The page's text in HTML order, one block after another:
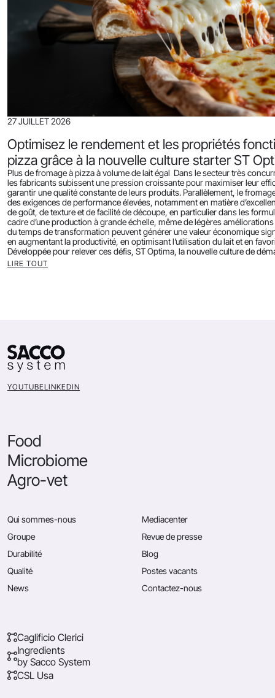
27 JUILLET 2026
Optimisez le rendement et les propriétés
pizza grâce à la nouvelle culture starter ST
Plus de fromage à pizza à volume de lait égal Dans le secteur très
les fabricants subissent une pression croissante pour maximiser leur
garantir une qualité constante de leurs produits. Parallèlement, le
des exigences de performance élevées, notamment en matière
de goût, de texture et de facilité de découpe, en particulier dans les
cadre d’une production à grande échelle, même de légères
du temps de transformation peuvent générer une valeur économique
en augmentant la productivité, en optimisant l’utilisation du lait et en
Développée pour relever ces défis, ST Optima, la nouvelle culture de
LIRE TOUT
YOUTUBELINKEDIN
Food
Microbiome
Agro-vet
Qui sommes-nous
Groupe
Durabilité
Qualité
News
Mediacenter
Revue de presse
Blog
Postes vacants
Contactez-nous
Caglificio Clerici
Ingredients
by Sacco System
CSL Usa